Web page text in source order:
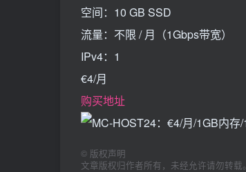
空间：10 GB SSD
流量：不限 / 月（1Gbps带宽）
IPv4：1
€4/月
购买地址
© 版权声明
文章版权归作者所有，未经允许请勿转载。